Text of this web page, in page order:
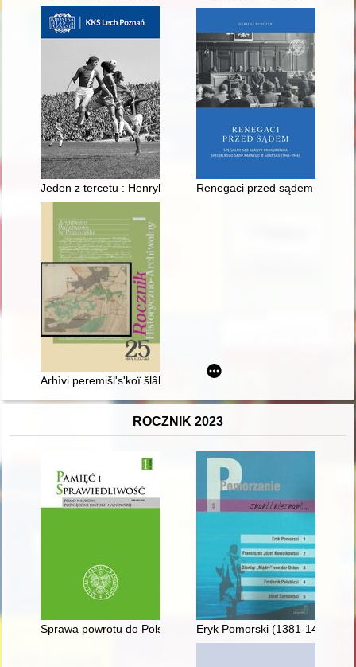
Jeden z tercetu : Henryk Czapczyk (1922-2010)
Renegaci przed sądem :
Arhìvi peremišl's'koï šlâhti (XVIII st.)
ROCZNIK 2023
Sprawa powrotu do Polski emisariuszy gruzińskiego rządu
Eryk Pomorski (1381-1459) :